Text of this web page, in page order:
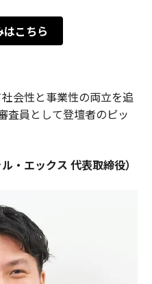
こちら
会性と事業性の両立を追
査員として登壇者のピッ
・エックス 代表取締役）